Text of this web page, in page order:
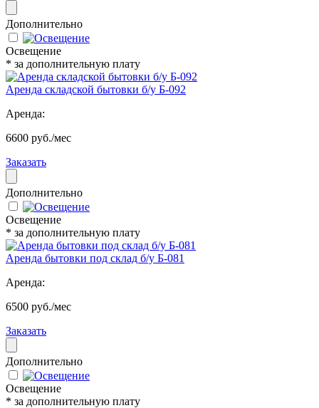
Дополнительно
Освещение
* за дополнительную плату
Аренда складской бытовки б/у Б-092
Аренда:
6600 руб./мес
Заказать
Дополнительно
Освещение
* за дополнительную плату
Аренда бытовки под склад б/у Б-081
Аренда:
6500 руб./мес
Заказать
Дополнительно
Освещение
* за дополнительную плату